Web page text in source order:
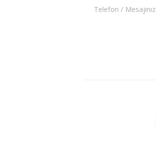
Telefon / Mesajınız